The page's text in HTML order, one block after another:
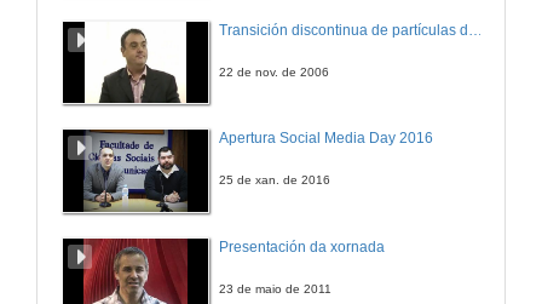
22 de nov. de 2006
Apertura Social Media Day 2016
25 de xan. de 2016
Presentación da xornada
23 de maio de 2011